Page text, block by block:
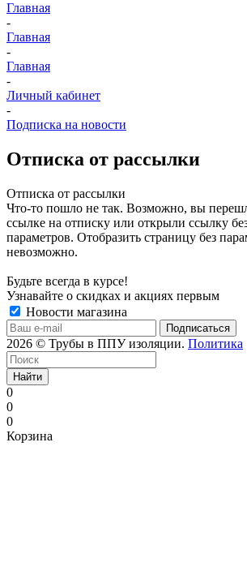
Главная
-
Главная
-
Главная
-
Личный кабинет
-
Подписка на новости
Отписка от рассылки
Отписка от рассылки
Что-то пошло не так. Возможно, вы
ссылке на отписку или открыли ссылку
параметров. Отобразить страницу без
невозможно.
Будьте всегда в курсе!
Узнавайте о скидках и акциях первым
Новости магазина
2026 © Трубы в ППУ изоляции. Политика
Найти
0
0
0
Корзина